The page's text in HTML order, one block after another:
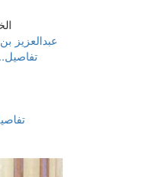
الخميس
عبدالعزيز